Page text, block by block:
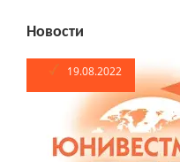
Новости
19.08.2022